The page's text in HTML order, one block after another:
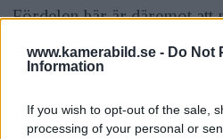
www.kamerabild.se - Do Not
Information
If you wish to opt-out of the sale,
processing of your personal or
Fördelen här är däremot att
enheten både lös och
man kan ha skärmen i ett
svåråtkomliga vinklar.